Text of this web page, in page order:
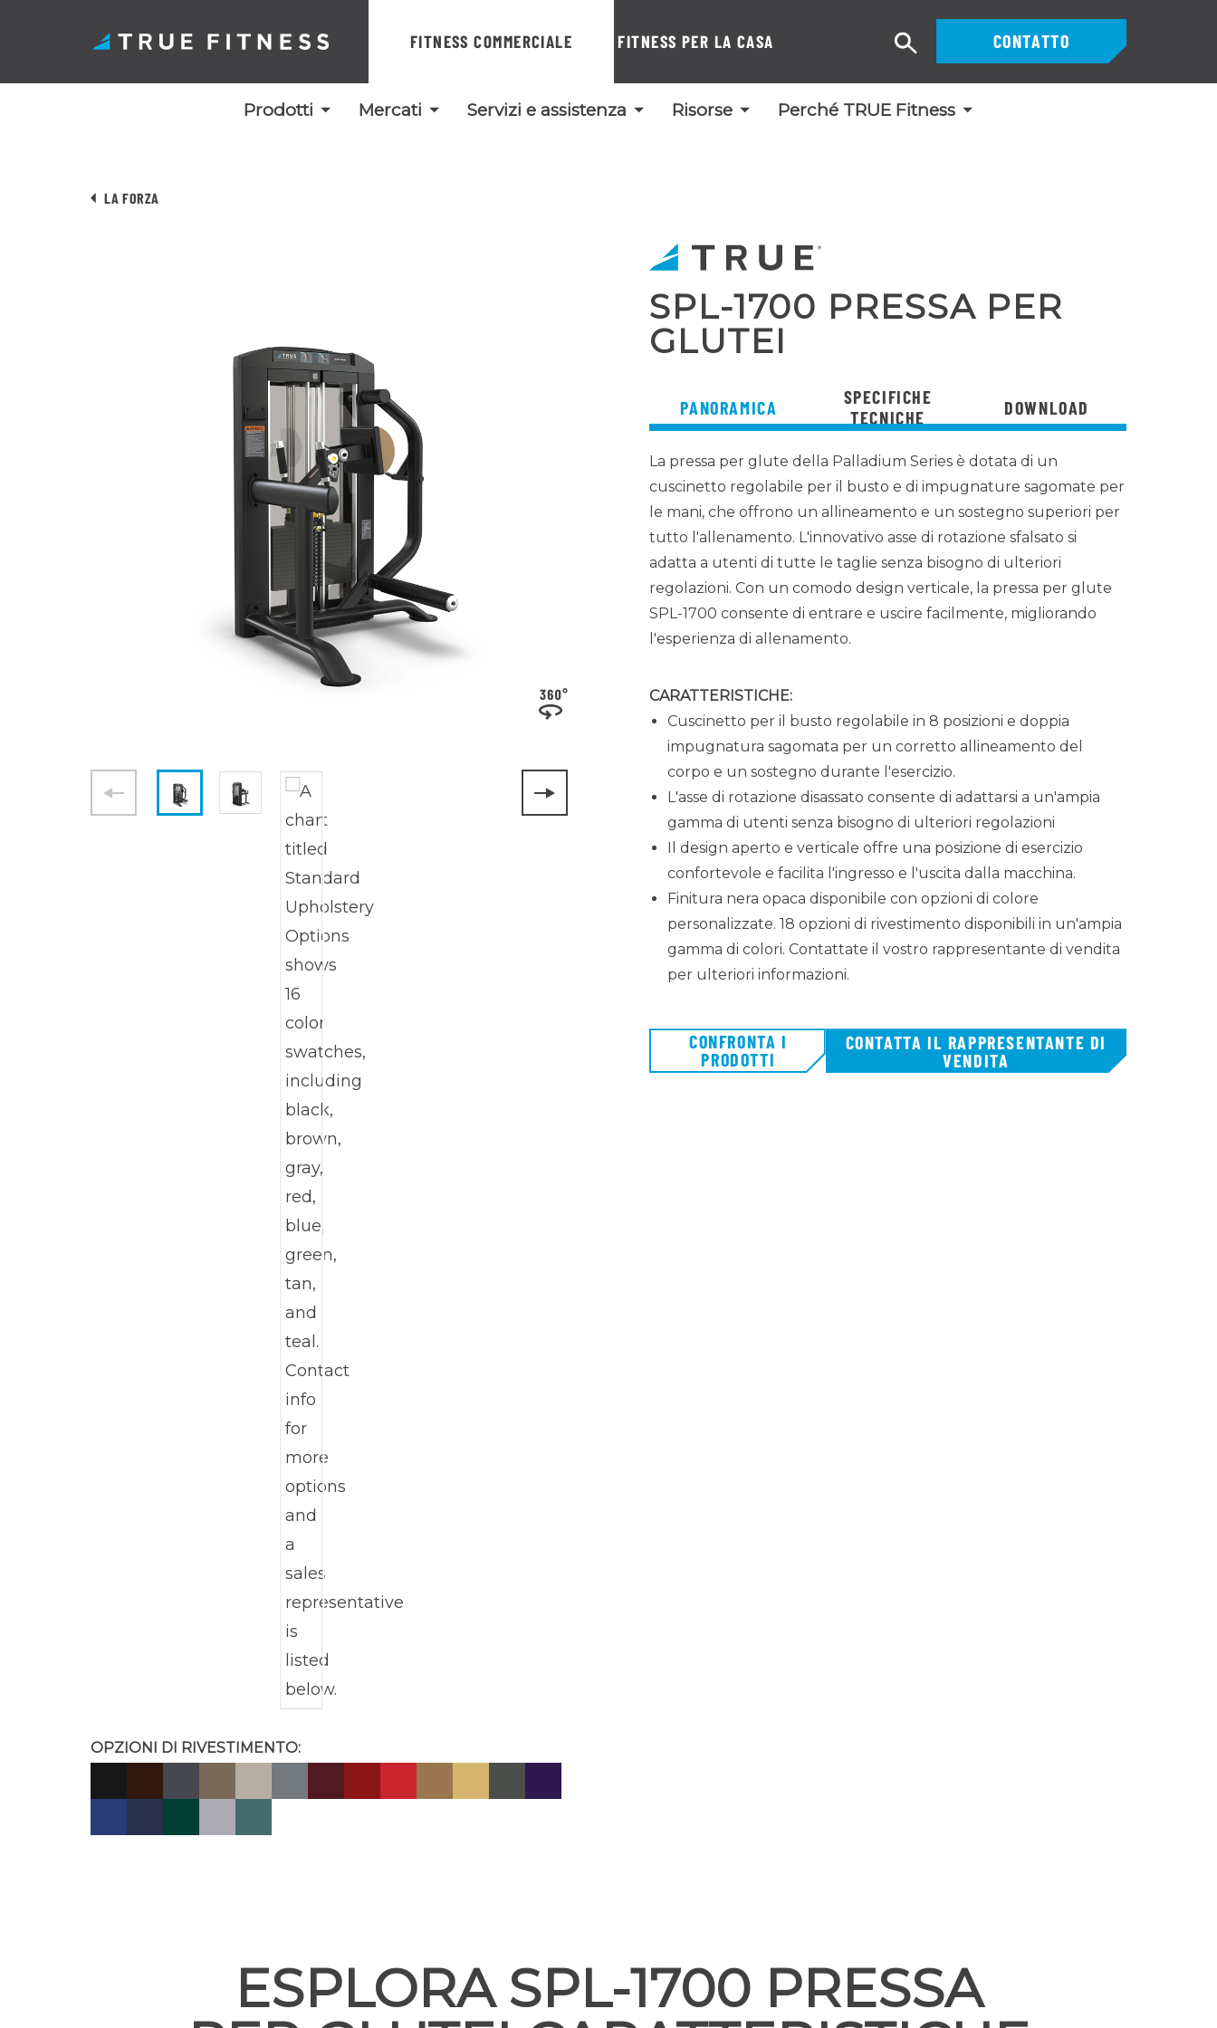
FITNESS COMMERCIALE FITNESS PER LA CASA
Prodotti Mercati Servizi e assistenza Risorse Perché TRUE Fitness
CONTATTO
Ricerca
LA FORZA
OPZIONI DI RIVESTIMENTO:
SPL-1700 PRESSA PER
GLUTEI
PANORAMICA
SPECIFICHE
TECNICHE
DOWNLOAD
La pressa per glute della Palladium Series è dotata di un
cuscinetto regolabile per il busto e di impugnature sagomate per
le mani, che offrono un allineamento e un sostegno superiori per
tutto l'allenamento. L'innovativo asse di rotazione sfalsato si
adatta a utenti di tutte le taglie senza bisogno di ulteriori
regolazioni. Con un comodo design verticale, la pressa per glute
SPL-1700 consente di entrare e uscire facilmente, migliorando
l'esperienza di allenamento.
CARATTERISTICHE:
Cuscinetto per il busto regolabile in 8 posizioni e doppia
impugnatura sagomata per un corretto allineamento del
corpo e un sostegno durante l'esercizio.
L'asse di rotazione disassato consente di adattarsi a un'ampia
gamma di utenti senza bisogno di ulteriori regolazioni
Il design aperto e verticale offre una posizione di esercizio
confortevole e facilita l'ingresso e l'uscita dalla macchina.
Finitura nera opaca disponibile con opzioni di colore
personalizzate. 18 opzioni di rivestimento disponibili in un'ampia
gamma di colori. Contattate il vostro rappresentante di vendita
per ulteriori informazioni.
CONFRONTA I
PRODOTTI
CONTATTA IL RAPPRESENTANTE DI
VENDITA
ESPLORA SPL-1700 PRESSA